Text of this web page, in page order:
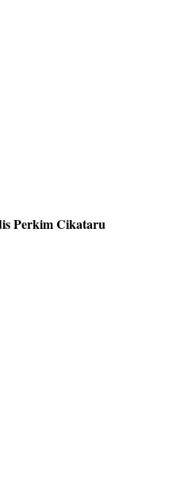
Perkim Cikataru